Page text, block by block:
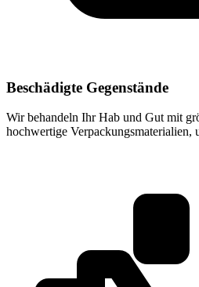
Beschädigte Gegenstände
Wir behandeln Ihr Hab und Gut mit
hochwertige Verpackungsmaterialien,